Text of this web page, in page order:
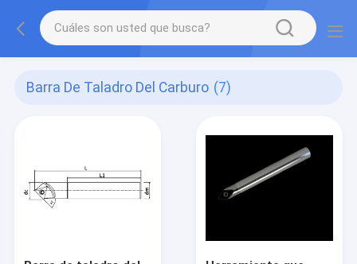
Barra De Taladro Del Carburo (7)